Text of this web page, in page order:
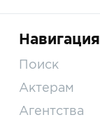
Навигация
Поиск
Актерам
Агентства